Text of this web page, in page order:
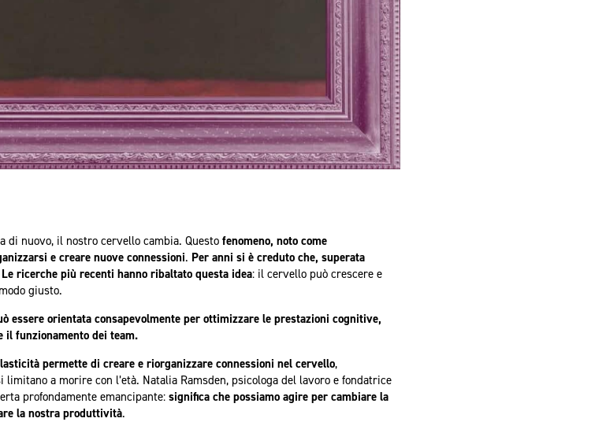
di nuovo, il nostro cervello cambia. Questo fenomeno, noto come
e creare nuove connessioni. Per anni si è creduto che, superata
ricerche più recenti hanno ribaltato questa idea: il cervello può crescere e
giusto.
essere orientata consapevolmente per ottimizzare le prestazioni cognitive,
funzionamento dei team.
permette di creare e riorganizzare connessioni nel cervello,
a morire con l’età. Natalia Ramsden, psicologa del lavoro e fondatrice
profondamente emancipante:significa che possiamo agire per cambiare la
la nostra produttività.